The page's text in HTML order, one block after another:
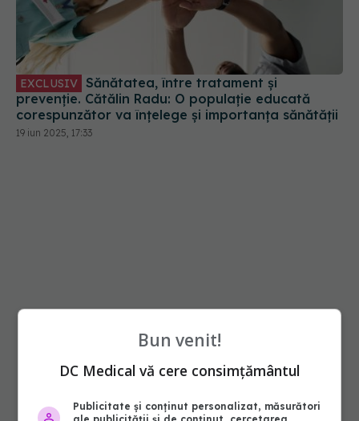
EXCLUSIV
prevenție. Cătălin Radu: O populație educată
corespunzător va înțelege și importanța sănătății
19 iun 2025, 17:33
Bun venit!
DC Medical vă cere consimțământul
Publicitate și conținut personalizat, măsurători